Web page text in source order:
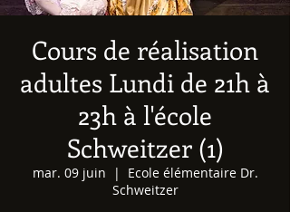
Cours de réalisation
adultes Lundi de 21h à
23h à l'école
Schweitzer (1)
mar. 09 juin
  |
Ecole élémentaire Dr.
Schweitzer